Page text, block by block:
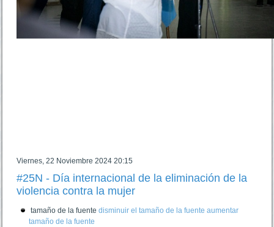
Viernes, 22 Noviembre 2024 20:15
#25N - Día internacional de la eliminación de la
violencia contra la mujer
tamaño de la fuente disminuir el tamaño de la fuente aumentar
tamaño de la fuente